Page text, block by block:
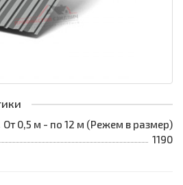
От 0,5 м - по 12 м (Режем в размер)
1190